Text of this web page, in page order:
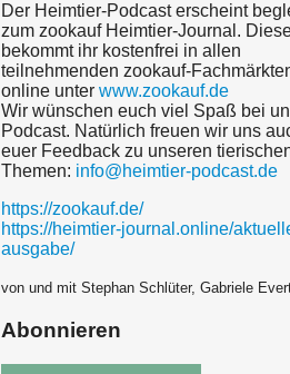
Der Heimtier-Podcast erscheint
zum zookauf Heimtier-Journal.
bekommt ihr kostenfrei in allen
teilnehmenden zookauf-
online unter www.zookauf.de
Wir wünschen euch viel Spaß bei
Podcast. Natürlich freuen wir uns
euer Feedback zu unseren
Themen: info@heimtier-podcast.de
https://zookauf.de/
https://heimtier-journal.online/
ausgabe/
von und mit Stephan Schlüter, Gabriele
Abonnieren